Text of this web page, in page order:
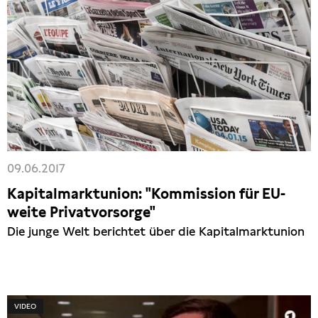
09.06.2017
Kapitalmarktunion: "Kommission für EU-
weite Privatvorsorge"
Die junge Welt berichtet über die Kapitalmarktunion
VIDEO